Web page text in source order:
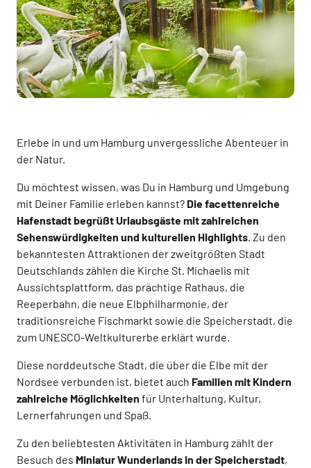
Erlebe in und um Hamburg unvergessliche Abenteuer in
der Natur.
Du möchtest wissen, was Du in Hamburg und Umgebung
mit Deiner Familie erleben kannst? Die facettenreiche
Hafenstadt begrüßt Urlaubsgäste mit zahlreichen
Sehenswürdigkeiten und kulturellen Highlights . Zu den
bekanntesten Attraktionen der zweitgrößten Stadt
Deutschlands zählen die Kirche St. Michaelis mit
Aussichtsplattform, das prächtige Rathaus, die
Reeperbahn, die neue Elbphilharmonie, der
traditionsreiche Fischmarkt sowie die Speicherstadt, die
zum UNESCO-Weltkulturerbe erklärt wurde.
Diese norddeutsche Stadt, die über die Elbe mit der
Nordsee verbunden ist, bietet auch Familien mit Kindern
zahlreiche Möglichkeiten für Unterhaltung, Kultur,
Lernerfahrungen und Spaß.
Zu den beliebtesten Aktivitäten in Hamburg zählt der
Besuch des Miniatur Wunderlands in der Speicherstadt,